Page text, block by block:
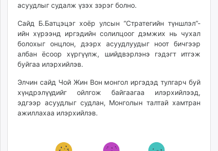
асуудлыг судалж үзэх зэрэг болно.
Сайд Б.Батцэцэг хоёр улсын “Стратегийн түншлэл”-
ийн хүрээнд иргэдийн солилцоог дэмжих нь чухал
болохыг онцлон, дээрх асуудлуудыг ноот бичгээр
албан ёсоор хүргүүлж, шийдвэрлэнэ гэдэгт итгэж
буйгаа илэрхийлэв.
Элчин сайд Чой Жин Вон монгол иргэдэд тулгарч буй
хүндрэлүүдийг ойлгож байгаагаа илэрхийлээд,
эдгээр асуудлыг судлан, Монголын талтай хамтран
ажиллахаа илэрхийлэв.